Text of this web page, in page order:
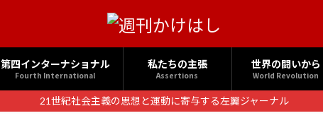
第四インターナショナル
Fourth International
私たちの主張
Assertions
世界の闘いから
World Revolution
21世紀社会主義の思想と運動に寄与する左翼ジャーナル